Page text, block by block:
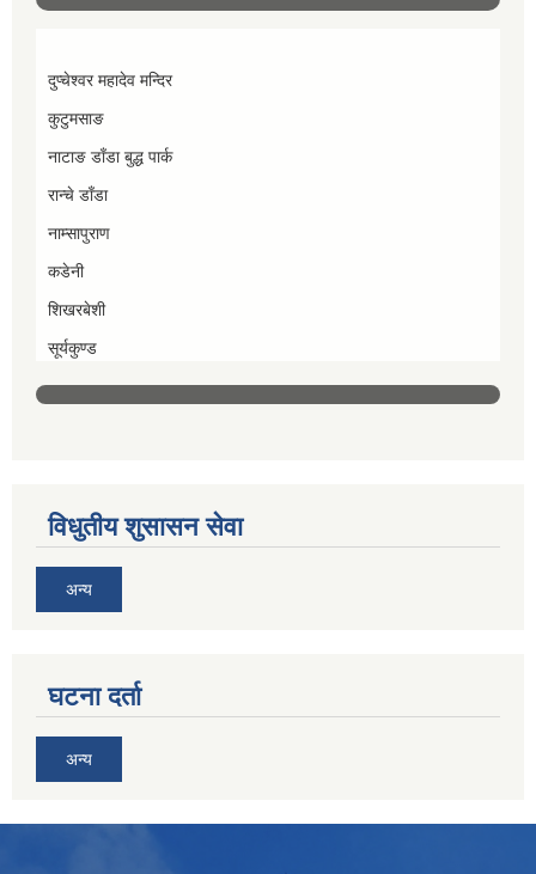
दुप्चेश्वर महादेव मन्दिर
कुटुमसाङ
नाटाङ डाँडा बुद्ध पार्क
रान्चे डाँडा
नाम्सापुराण
कडेनी
शिखरबेशी
सूर्यकुण्ड
विधुतीय शुसासन सेवा
अन्य
घटना दर्ता
अन्य